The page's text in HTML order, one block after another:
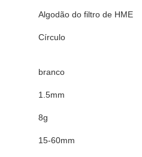
Algodão do filtro de HME
Círculo
branco
1.5mm
8g
15-60mm